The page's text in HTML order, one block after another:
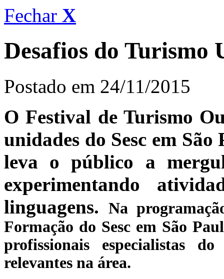
Fechar X
Desafios do Turismo
Postado em 24/11/2015
O Festival de Turismo
unidades do Sesc em
leva o público a
experimentando
linguagens. Na
Formação do Sesc em São
profissionais especialistas
relevantes na área.